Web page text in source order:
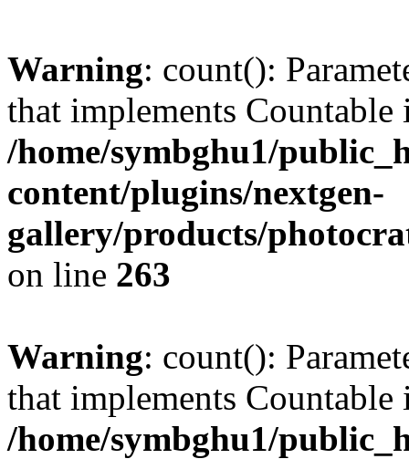
Warning: count():
that implements Countable
/home/symbghu1/
content/plugins/nextgen-
gallery/products/
on line 263
Warning: count():
that implements Countable
/home/symbghu1/